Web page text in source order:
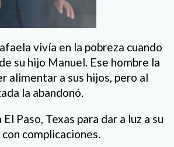
vivía en la pobreza cuando
su hijo Manuel. Ese hombre la
alimentar a sus hijos, pero al
la abandonó.
Paso, Texas para dar a luz a su
complicaciones.